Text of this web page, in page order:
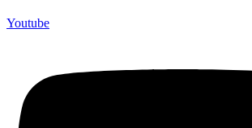
Youtube